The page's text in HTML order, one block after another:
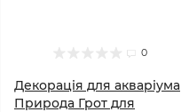
0
Декорація для акваріума
Природа Грот для